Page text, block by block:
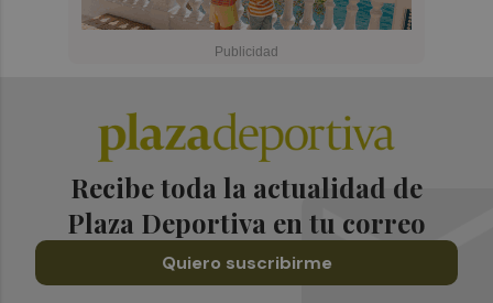
Recibe toda la actualidad de
Plaza Deportiva en tu correo
Quiero suscribirme